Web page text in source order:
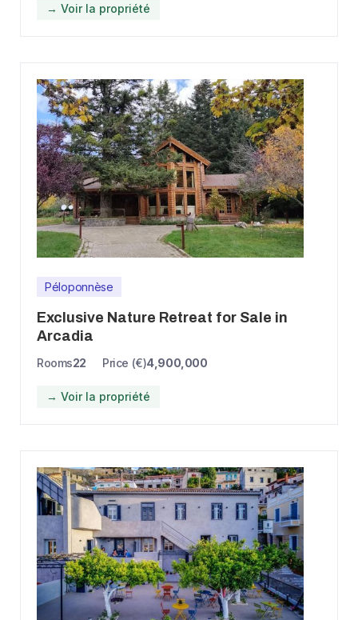
→ Voir la propriété
Péloponnèse
Exclusive Nature Retreat for Sale in
Arcadia
Rooms22 Price (€)4,900,000
→ Voir la propriété